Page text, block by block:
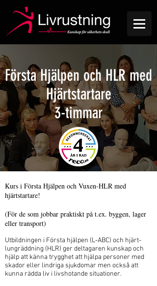
Första Hjälpen och HLR med
Hjärtstartare
3-timmar
Kurs i Första Hjälpen och Vuxen-HLR med
hjärtstartare!
(För de som jobbar praktiskt på t.ex. byggen, lager
eller transport)
Utbildningen i Första hjälpen (L-­ABC) och hjärt-
lungräddning (HLR) ger deltagaren kunskap och
hjälp att känna trygghet att hjälpa personer med
skador eller lindriga sjukdomar men också att
kunna rädda liv i livshotande situationer.